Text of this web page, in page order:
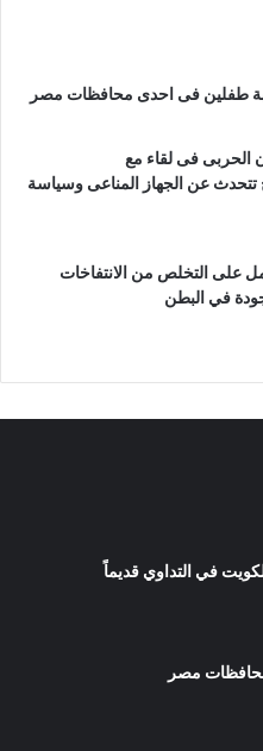
طفلين فى احدى محافظات مصر
الحربى فى لقاء مع
عن الجهاز المناعى وسياسة
على التخلص من الانتفاخات
في البطن
في التداوي قديماً
مصر